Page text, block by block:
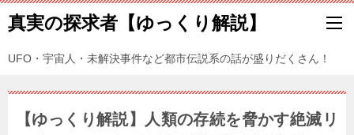
真実の探求者【ゆっくり解説】
UFO・宇宙人・未解決事件など都市伝説系の話が盛りだくさん！
【ゆっくり解説】人類の存続を脅かす絶滅リ